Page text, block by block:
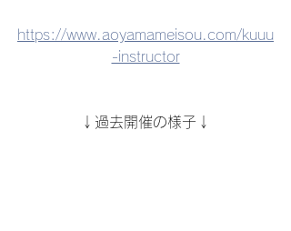
https://www.aoyamameisou.com/kuuu
-instructor
↓過去開催の様子↓